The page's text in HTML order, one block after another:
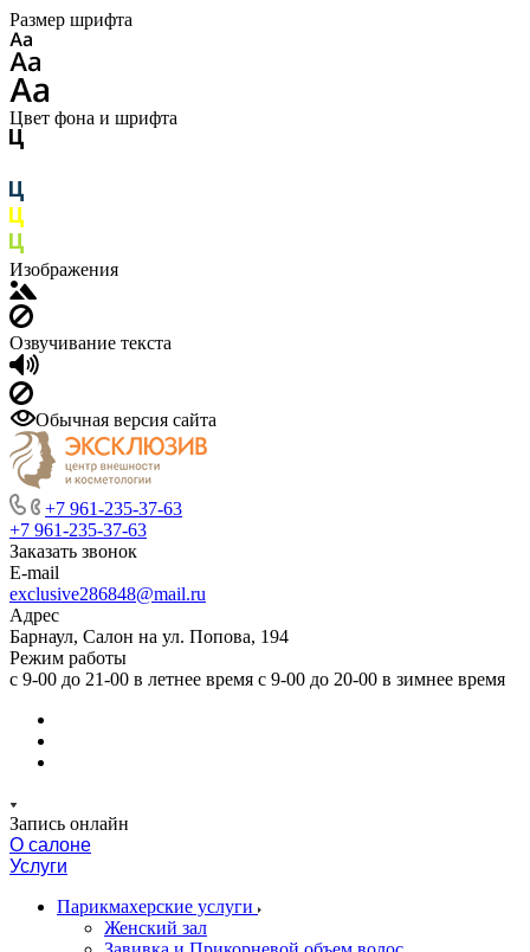
Размер шрифта
Цвет фона и шрифта
Изображения
Озвучивание текста
Обычная версия сайта
+7 961-235-37-63
+7 961-235-37-63
Заказать звонок
E-mail
exclusive286848@mail.ru
Адрес
Барнаул, Салон на ул. Попова, 194
Режим работы
с 9-00 до 21-00 в летнее время с 9-00 до 20-00 в зимнее время
Запись онлайн
О салоне
Услуги
Парикмахерские услуги
Женский зал